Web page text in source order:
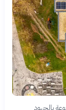
بالجهود